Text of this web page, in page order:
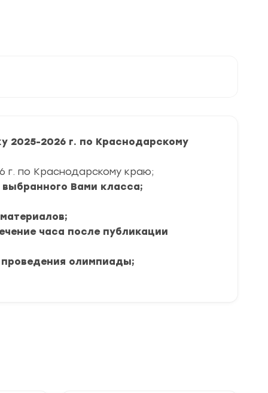
2025-2026 г. по Краснодарскому
г. по Краснодарскому краю;
Вами класса;
часа после публикации
олимпиады;